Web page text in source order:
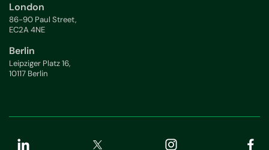
London
86-90 Paul Street,
EC2A 4NE
Berlin
Leipziger Platz 16,
10117 Berlin